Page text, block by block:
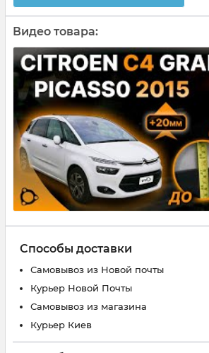
Видео товара:
Способы доставки
Самовывоз из Новой почты
Курьер Новой Почты
Самовывоз из магазина
Курьер Киев